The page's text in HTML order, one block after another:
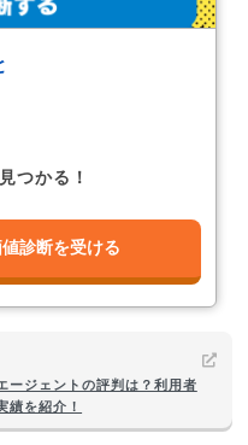
つかる！
診断を受ける
ージェントの評判は？利用者
績を紹介！